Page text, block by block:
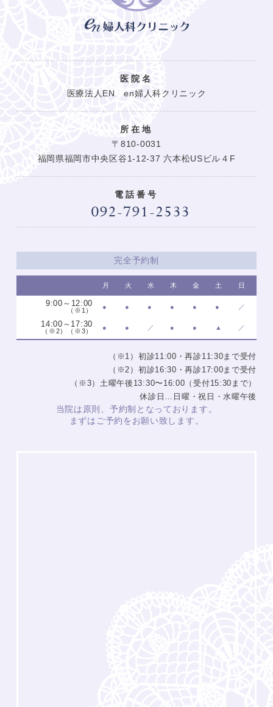
医院名
医療法人EN en婦人科クリニック
所在地
〒810-0031
福岡県福岡市中央区谷1-12-37 六本松USビル４F
電話番号
完全予約制
月 火 水 木 金 土 日
9:00～12:00
（※1） ● ● ● ● ● ● ／
14:00～17:30
（※2）（※3） ● ● ／ ● ● ▲ ／
（※1）初診11:00・再診11:30まで受付
（※2）初診16:30・再診17:00まで受付
（※3）土曜午後13:30〜16:00（受付15:30まで）
休診日…日曜・祝日・水曜午後
当院は原則、予約制となっております。
まずはご予約をお願い致します。